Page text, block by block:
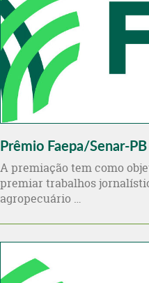
Prêmio Faepa/Senar-
A premiação tem como
premiar trabalhos
agropecuário …